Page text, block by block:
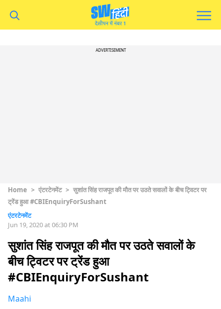
ADVERTISEMENT
Home > एंटरटेनमेंट > सुशांत सिंह राजपूत की मौत पर उठते सवालों के बीच ट्विटर पर
ट्रेंड हुआ #CBIEnquiryForSushant
एंटरटेनमेंट
Jun 19, 2020 at 06:30 PM
सुशांत सिंह राजपूत की मौत पर उठते सवालों के
बीच ट्विटर पर ट्रेंड हुआ
#CBIEnquiryForSushant
Maahi